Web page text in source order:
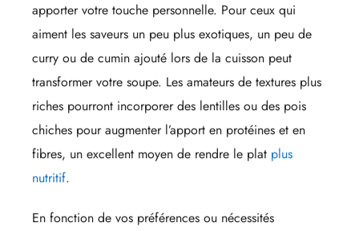
apporter votre touche personnelle. Pour ceux qui
aiment les saveurs un peu plus exotiques, un peu de
curry ou de cumin ajouté lors de la cuisson peut
transformer votre soupe. Les amateurs de textures plus
riches pourront incorporer des lentilles ou des pois
chiches pour augmenter l’apport en protéines et en
fibres, un excellent moyen de rendre le plat plus
nutritif.
En fonction de vos préférences ou nécessités